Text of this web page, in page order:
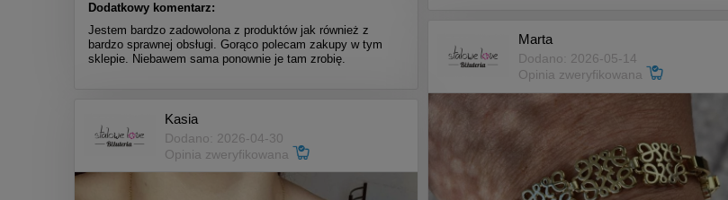
Dodatkowy komentarz:
Jestem bardzo zadowolona z produktów jak również z
bardzo sprawnej obsługi. Gorąco polecam zakupy w tym
sklepie. Niebawem sama ponownie je tam zrobię.
Marta
Dodano: 2026-05-14
Opinia zweryfikowana
Kasia
Dodano: 2026-04-30
Opinia zweryfikowana